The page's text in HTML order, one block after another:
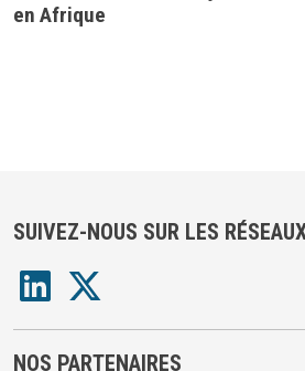
en Afrique
SUIVEZ-NOUS SUR LES
NOS PARTENAIRES